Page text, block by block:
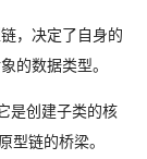
，决定了自身的
的数据类型。
是创建子类的核
型链的桥梁。